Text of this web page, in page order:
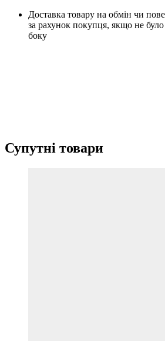
Доставка товару на обмін чи
за рахунок покупця, якщо не
боку
Супутні товари